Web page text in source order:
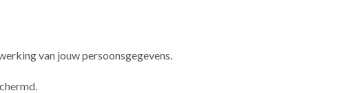
van jouw persoonsgegevens.